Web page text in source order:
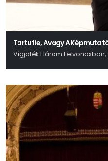
Tartuffe, Avagy A
Vígjáték Három Felvonásban,